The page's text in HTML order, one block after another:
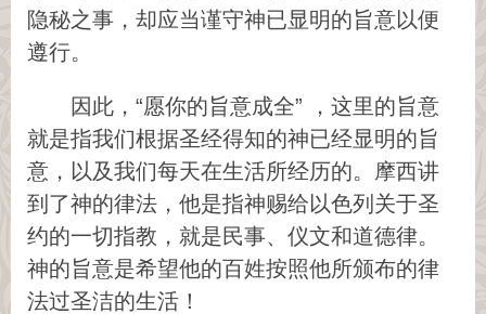
隐秘之事，却应当谨守神已显明的旨意以便
遵行。
因此，“愿你的旨意成全” ，这里的旨意
就是指我们根据圣经得知的神已经显明的旨
意，以及我们每天在生活所经历的。摩西讲
到了神的律法，他是指神赐给以色列关于圣
约的一切指教，就是民事、仪文和道德律。
神的旨意是希望他的百姓按照他所颁布的律
法过圣洁的生活！